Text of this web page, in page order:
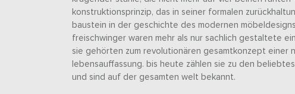
konstruktionsprinzip, das in seiner formalen
baustein in der geschichte des modernen
freischwinger waren mehr als nur sachlich gestaltete
sie gehörten zum revolutionären gesamtkonzept einer
lebensauffassung. bis heute zählen sie zu den
und sind auf der gesamten welt bekannt.